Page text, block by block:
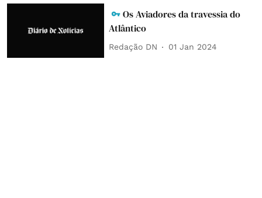
Os Aviadores da travessia do
Atlântico
Redação DN 01 Jan 2024